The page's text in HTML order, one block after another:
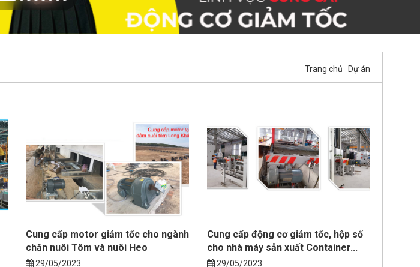
Trang chủ Dự án
Cung cấp motor giảm tốc cho ngành
chăn nuôi Tôm và nuôi Heo
29/05/2023
Cung cấp động cơ giảm tốc, hộp số
cho nhà máy sản xuất Container...
29/05/2023